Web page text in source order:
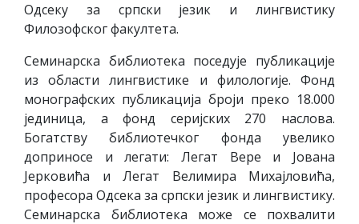
Одсеку за српски језик и лингвистику
Филозофског факултета.
Семинарска библиотека поседује публикације
из области лингвистике и филологије. Фонд
монографских публикација броји преко 18.000
јединица, а фонд серијских 270 наслова.
Богатству библиотечког фонда увелико
доприносе и легати: Легат Вере и Јована
Јерковића и Легат Велимира Михајловића,
професора Одсека за српски језик и лингвистику.
Семинарска библиотека може се похвалити